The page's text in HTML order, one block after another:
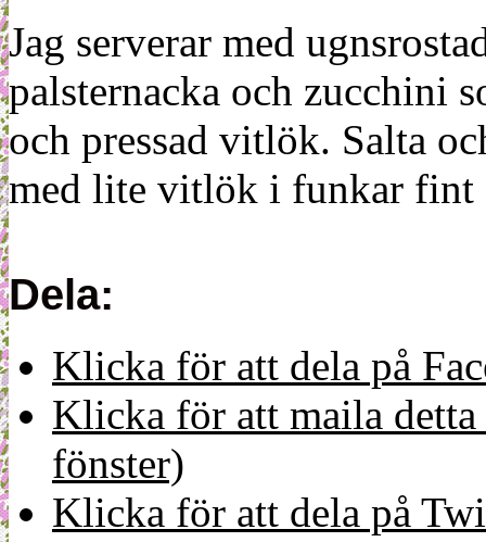
Jag serverar med
palsternacka och zucchini
och pressad vitlök. Salta
med lite vitlök i funkar fint
Dela:
Klicka för att dela på
Klicka för att maila
fönster)
Klicka för att dela på